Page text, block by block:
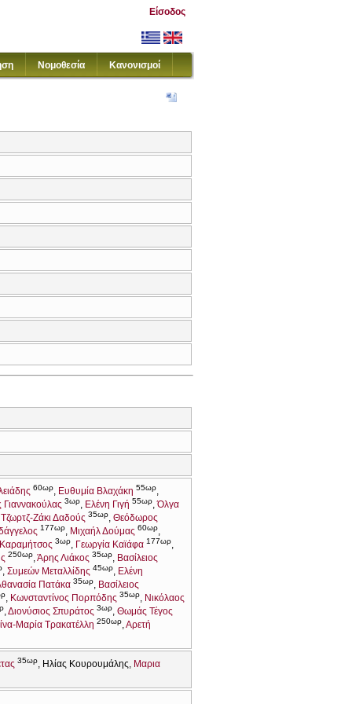
Είσοδος
Νομοθεσία Κανονισμοί
60ωρ Ευθυμία Βλαχάκη 55ωρ
Γιαννακούλας 3ωρ Ελένη Γιγή 55ωρ Όλγα
Τζωρτζ-Ζάκι Δαδούς 35ωρ Θεόδωρος
177ωρ Μιχαήλ Δούμας 60ωρ
3ωρ Γεωργία Καϊάφα 177ωρ
250ωρ Άρης Λιάκος 35ωρ
Βασίλειος
Συμεών Μεταλλίδης 45ωρ
Ελένη
Πατάκα 35ωρ
Βασίλειος
Κωνσταντίνος Πορπόδης 35ωρ
Νικόλαος
Διονύσιος Σπυράτος 3ωρ Θωμάς Τέγος
Μαρία Τρακατέλλη 250ωρ Αρετή
35ωρ Ηλίας Κουρουμάλης
Μαρια